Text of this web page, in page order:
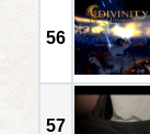
56
57